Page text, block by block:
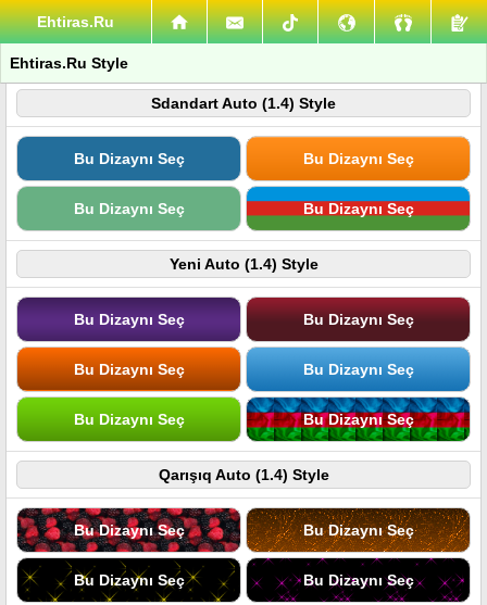
Ehtiras.Ru
Ehtiras.Ru Style
Sdandart Auto (1.4) Style
Bu Dizaynı Seç Bu Dizaynı Seç
Bu Dizaynı Seç Bu Dizaynı Seç
Yeni Auto (1.4) Style
Bu Dizaynı Seç Bu Dizaynı Seç
Bu Dizaynı Seç Bu Dizaynı Seç
Bu Dizaynı Seç Bu Dizaynı Seç
Qarışıq Auto (1.4) Style
Bu Dizaynı Seç Bu Dizaynı Seç
Bu Dizaynı Seç Bu Dizaynı Seç